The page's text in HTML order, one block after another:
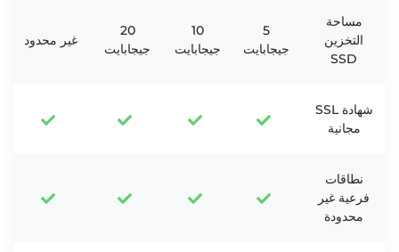
مساحة
التخزين
SSD
5
جيجابايت
10
جيجابايت
20
جيجابايت
غير محدود
شهادة SSL
مجانية
نطاقات
فرعية غير
محدودة